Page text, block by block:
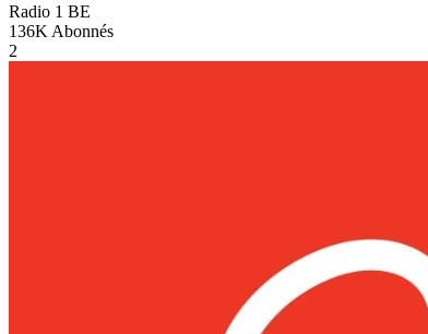
Radio 1 BE
136K Abonnés
2